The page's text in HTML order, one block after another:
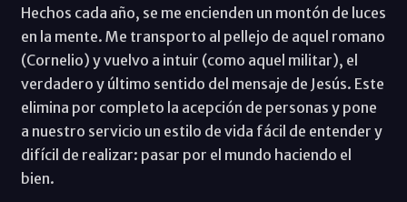
Hechos cada año, se me encienden un montón de luces
en la mente. Me transporto al pellejo de aquel romano
(Cornelio) y vuelvo a intuir (como aquel militar), el
verdadero y último sentido del mensaje de Jesús. Este
elimina por completo la acepción de personas y pone
a nuestro servicio un estilo de vida fácil de entender y
difícil de realizar: pasar por el mundo haciendo el
bien.